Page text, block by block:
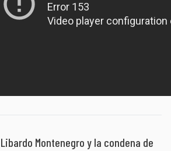
Montenegro y la condena de